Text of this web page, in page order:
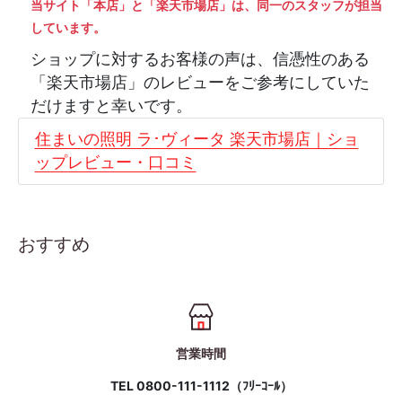
当サイト「本店」と「楽天市場店」は、同一のスタッフが担当
しています。
ショップに対するお客様の声は、信憑性のある
「楽天市場店」のレビューをご参考にしていた
だけますと幸いです。
住まいの照明 ラ･ヴィータ 楽天市場店｜ショ
ップレビュー・口コミ
おすすめ
営業時間
TEL 0800-111-1112（ﾌﾘｰｺｰﾙ）